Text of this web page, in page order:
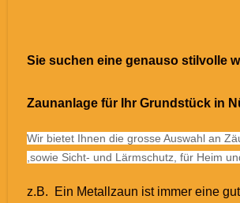
Sie suchen eine genauso stilvolle
Zaunanlage für Ihr Grundstück in
Wir bietet Ihnen die grosse Auswahl an
,sowie Sicht- und Lärmschutz, für Heim
z.B. Ein Metallzaun ist immer eine